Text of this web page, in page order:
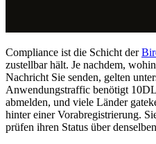
Compliance ist die Schicht der
zustellbar hält. Je nachdem,
Nachricht Sie senden, gelten
Anwendungstraffic benötigt
abmelden, und viele Länder
hinter einer Vorabregistrierung.
prüfen ihren Status über